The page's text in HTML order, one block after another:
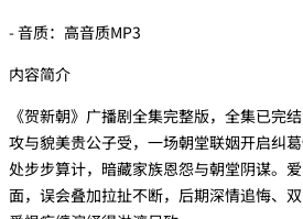
- 音质：高音质MP3
内容简介
《贺新朝》广播剧全集完整版，全集已完
攻与貌美贵公子受，一场朝堂联姻开启纠
处步步算计，暗藏家族恩怨与朝堂阴谋。
面，误会叠加拉扯不断，后期深情追悔、